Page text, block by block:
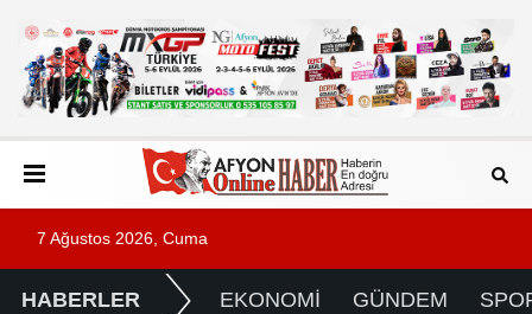
7 Ağustos 2026, Cuma
HABERLER EKONOMİ GÜNDEM